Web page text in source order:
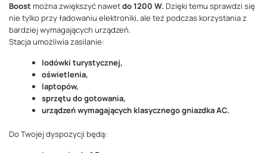
Boost można zwiększyć nawetdo 1200 W. Dzięki temu sprawdzi się
nie tylko przy ładowaniu elektroniki, ale też podczas korzystania z
bardziej wymagających urządzeń.
Stacja umożliwia zasilanie:
lodówki turystycznej,
oświetlenia,
laptopów,
sprzętu do gotowania,
urządzeń wymagających klasycznego gniazdka AC.
Do Twojej dyspozycji będą: